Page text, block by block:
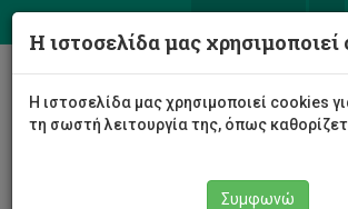
Η ιστοσελίδα μας
Η ιστοσελίδα μας χρησιμοποιεί cookies
τη σωστή λειτουργία της, όπως
Συμφωνώ